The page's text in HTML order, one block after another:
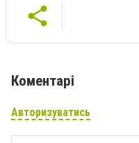
Коментарі
Авторизуватись